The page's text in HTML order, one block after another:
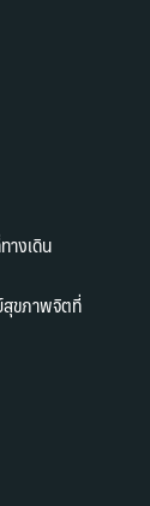
งเดิน
ขภาพจิตที่